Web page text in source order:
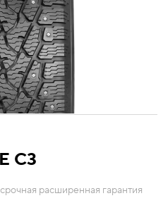
C3
расширенная гарантия